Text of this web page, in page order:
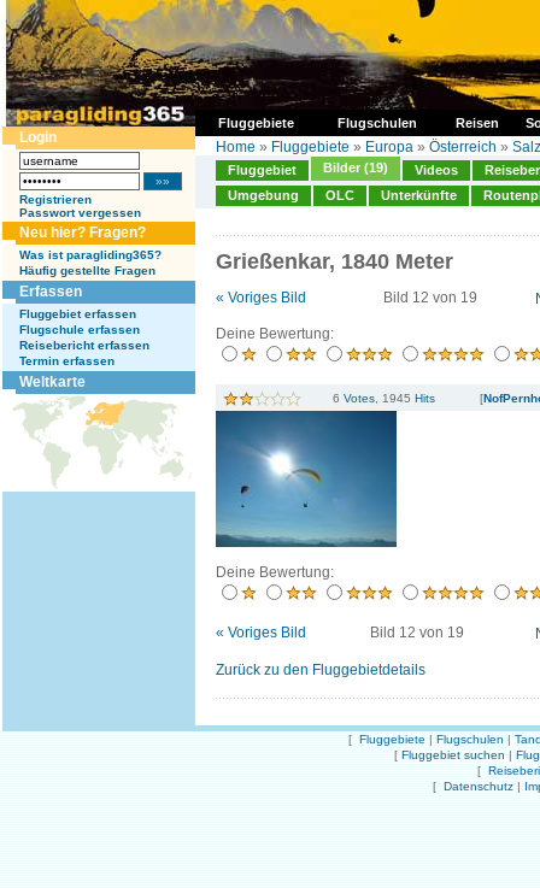
Fluggebiete Flugschulen Reisen
Login
Registrieren
Passwort vergessen
Neu hier? Fragen?
Was ist paragliding365?
Häufig gestellte Fragen
Erfassen
Fluggebiet erfassen
Flugschule erfassen
Reisebericht erfassen
Termin erfassen
Weltkarte
Home » Fluggebiete » Europa » Österreich »
Fluggebiet Bilder (19) Videos
Umgebung
OLC Unterkünfte
Grießenkar, 1840 Meter
« Voriges Bild Bild 12 von 19
Deine Bewertung:
6 Votes, 1945 Hits [
Deine Bewertung:
« Voriges Bild Bild 12 von 19
Zurück zu den Fluggebietdetails
[ Fluggebiete | Flugschulen |
[ Fluggebiet suchen |
[
[ Datenschutz |